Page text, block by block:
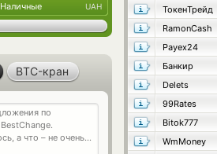
ТокенТрейд
RamonCash
Payex24
Банкир
Delets
99Rates
Bitok777
WmMoney
Наличные UAH
BTC-кран